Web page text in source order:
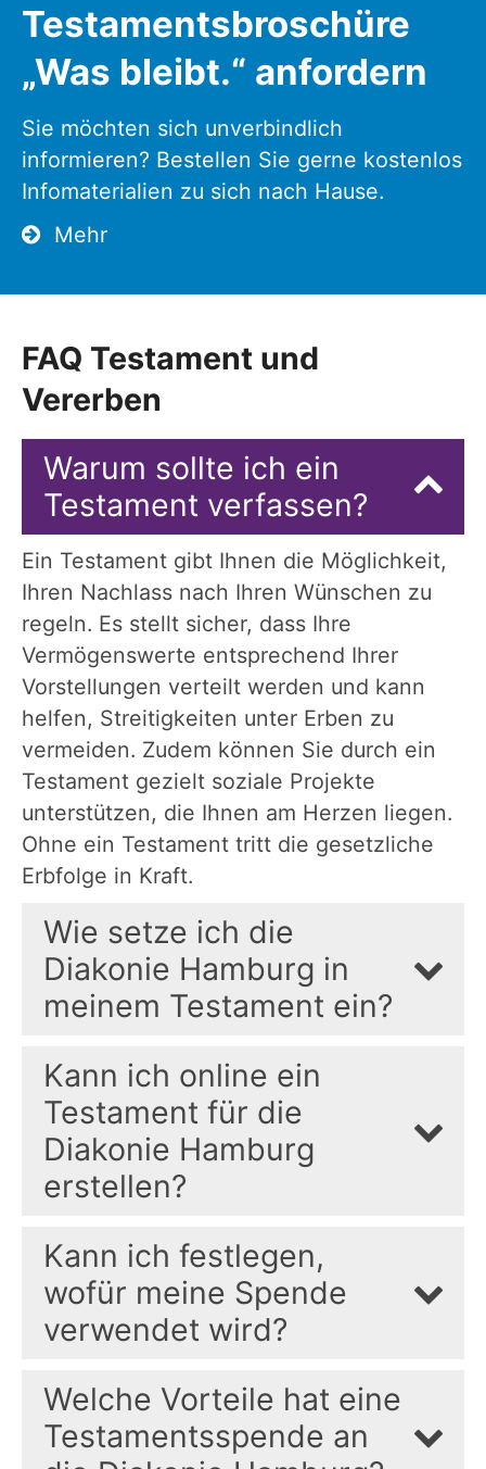
Testamentsbroschüre
„Was bleibt.“ anfordern
Sie möchten sich unverbindlich
informieren? Bestellen Sie gerne kostenlos
Infomaterialien zu sich nach Hause.
Mehr
FAQ Testament und
Vererben
Warum sollte ich ein
Testament verfassen?
Ein Testament gibt Ihnen die Möglichkeit,
Ihren Nachlass nach Ihren Wünschen zu
regeln. Es stellt sicher, dass Ihre
Vermögenswerte entsprechend Ihrer
Vorstellungen verteilt werden und kann
helfen, Streitigkeiten unter Erben zu
vermeiden. Zudem können Sie durch ein
Testament gezielt soziale Projekte
unterstützen, die Ihnen am Herzen liegen.
Ohne ein Testament tritt die gesetzliche
Erbfolge in Kraft.
Wie setze ich die
Diakonie Hamburg in
meinem Testament ein?
Kann ich online ein
Testament für die
Diakonie Hamburg
erstellen?
Kann ich festlegen,
wofür meine Spende
verwendet wird?
Welche Vorteile hat eine
Testamentsspende an